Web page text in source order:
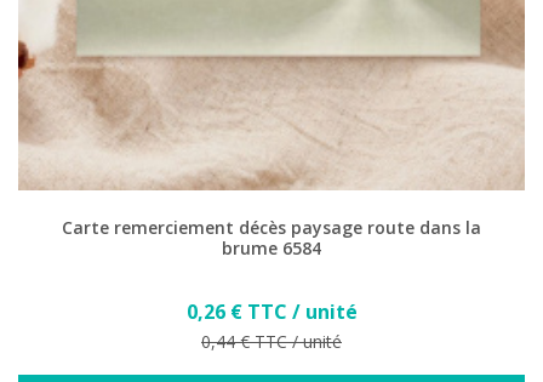
(4 avis)
Carte remerciement décès paysage route dans la
brume 6584
Prix
0,26 € TTC / unité
Prix de base
0,44 € TTC / unité